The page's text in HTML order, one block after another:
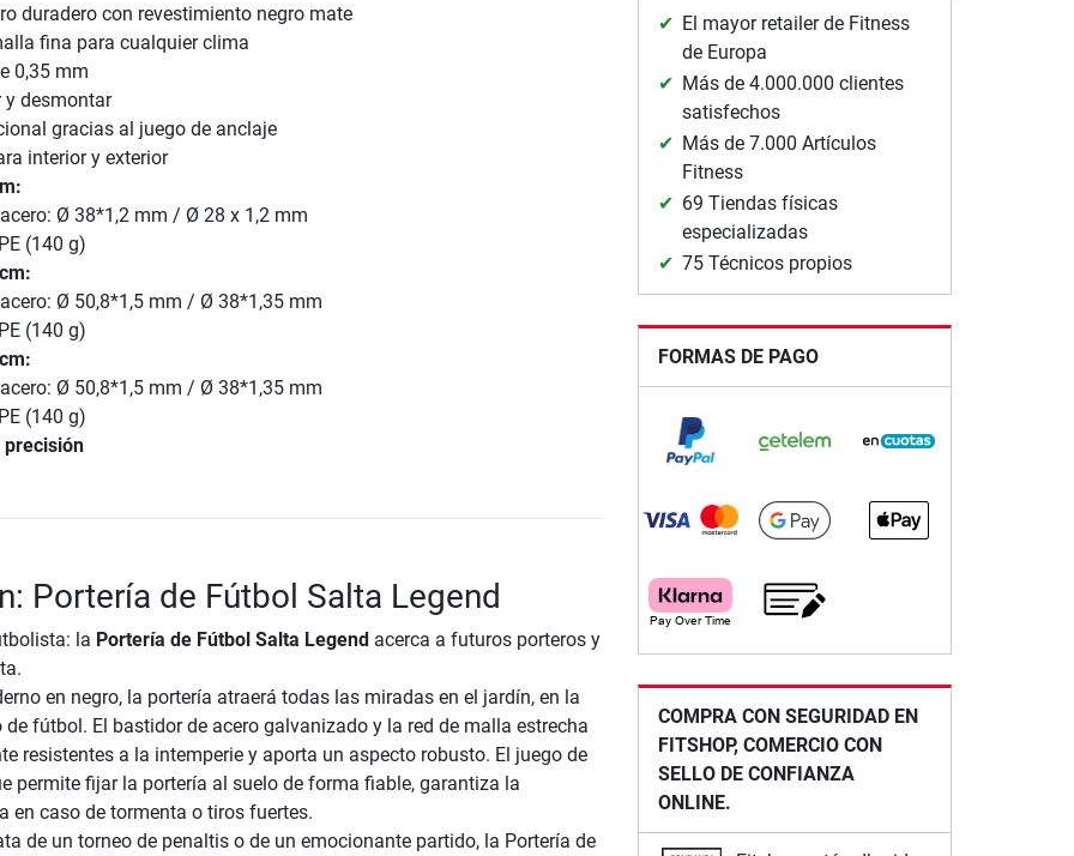
duradero con revestimiento negro mate
fina para cualquier clima
0,35 mm
y desmontar
gracias al juego de anclaje
interior y exterior
Ø 38*1,2 mm / Ø 28 x 1,2 mm
(140 g)
Ø 50,8*1,5 mm / Ø 38*1,35 mm
(140 g)
Ø 50,8*1,5 mm / Ø 38*1,35 mm
(140 g)
precisión
Portería de Fútbol Salta Legend
la Portería de Fútbol Salta Legendacerca a futuros porteros y
en negro, la portería atraerá todas las miradas en el jardín, en la
de fútbol. El bastidor de acero galvanizado y la red de malla estrecha
resistentes a la intemperie y aporta un aspecto robusto. El juego de
permite fijar la portería al suelo de forma fiable, garantiza la
en caso de tormenta o tiros fuertes.
de un torneo de penaltis o de un emocionante partido, la Portería de
El mayor retailer de Fitness
de Europa
Más de 4.000.000 clientes
satisfechos
Más de 7.000 Artículos
Fitness
69 Tiendas físicas
especializadas
75 Técnicos propios
FORMAS DE PAGO
COMPRA CON SEGURIDAD EN
FITSHOP, COMERCIO CON
SELLO DE CONFIANZA
ONLINE.